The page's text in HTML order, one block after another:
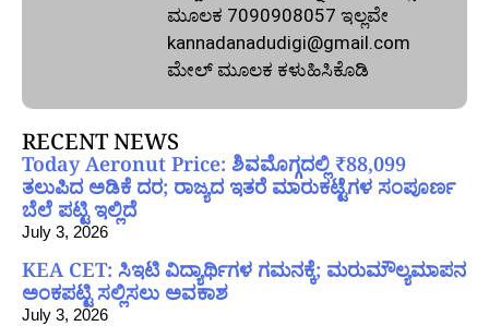
ಮೂಲಕ 7090908057 ಇಲ್ಲವೇ
kannadanadudigi@gmail.com
ಮೇಲ್‌ ಮೂಲಕ ಕಳುಹಿಸಿಕೊಡಿ
RECENT NEWS
Today Aeronut Price: ಶಿವಮೊಗ್ಗದಲ್ಲಿ ₹88,099
ತಲುಪಿದ ಅಡಿಕೆ ದರ; ರಾಜ್ಯದ ಇತರೆ ಮಾರುಕಟ್ಟೆಗಳ ಸಂಪೂರ್ಣ
ಬೆಲೆ ಪಟ್ಟಿ ಇಲ್ಲಿದೆ
July 3, 2026
KEA CET: ಸಿಇಟಿ ವಿದ್ಯಾರ್ಥಿಗಳ ಗಮನಕ್ಕೆ; ಮರುಮೌಲ್ಯಮಾಪನ
ಅಂಕಪಟ್ಟಿ ಸಲ್ಲಿಸಲು ಅವಕಾಶ
July 3, 2026